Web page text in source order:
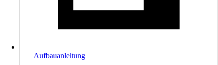
Aufbauanleitung